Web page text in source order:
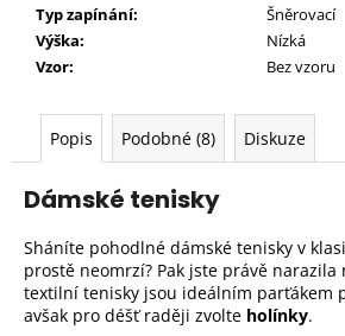
Typ zapínání:
Šněrovací
Výška:
Nízká
Vzor:
Bez vzoru
Popis Podobné (8) Diskuze
Dámské tenisky
Sháníte pohodlné dámské tenisky v
prostě neomrzí? Pak jste právě narazila
textilní tenisky jsou ideálním parťákem
avšak pro déšť raději zvolte holínky.